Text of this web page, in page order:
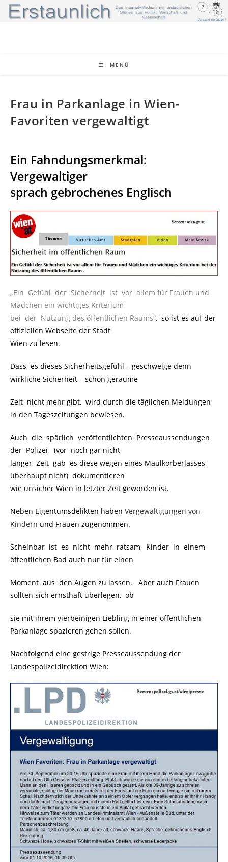
Zum
Inhalt
MENÜ
Frau in Parkanlage in Wien-
Favoriten vergewaltigt
Ein Fahndungsmerkmal:
Vergewaltiger
sprach gebrochenes Englisch
„Ein Gefühl der Sicherheit ist vor allem für Frauen und
Mädchen ein wichtiges Kriterium
bei der Nutzung des öffentlichen Raums“, so ist es auf der
offiziellen Webseite der Stadt
Wien zu lesen.
Dass es dieses Sicherheitsgefühl – geschweige denn
wirkliche Sicherheit – schon geraume
Zeit nicht mehr gibt, wird durch die täglichen Meldungen
in den Tageszeitungen bewiesen.
Auch die spärlich veröffentlichten Presseaussendungen
der Polizei (vor noch gar nicht
langer Zeit gab es diese wegen eines Maulkorberlasses
überhaupt nicht) dokumentieren
wie unsicher Wien in letzter Zeit geworden ist.
Neben Eigentumsdelikten haben Vergewaltigungen von
Kindern und Frauen zugenommen.
Scheinbar ist es nicht mehr ratsam, Kinder in einem
öffentlichen Bad auch nur für einen
Moment aus den Augen zu lassen. Aber auch Frauen
sollten sich ernsthaft überlegen, ob
sie mit ihrem vierbeinigen Liebling in einer öffentlichen
Parkanlage spazieren gehen sollen.
Nachfolgend eine gestrige Presseaussendung der
Landespolizeidirektion Wien: